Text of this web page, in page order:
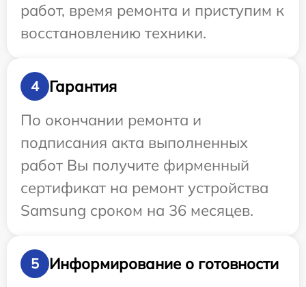
работ, время ремонта и приступим к
восстановлению техники.
4
Гарантия
По окончании ремонта и
подписания акта выполненных
работ Вы получите фирменный
сертификат на ремонт устройства
Samsung сроком на 36 месяцев.
5 Информирование о готовности